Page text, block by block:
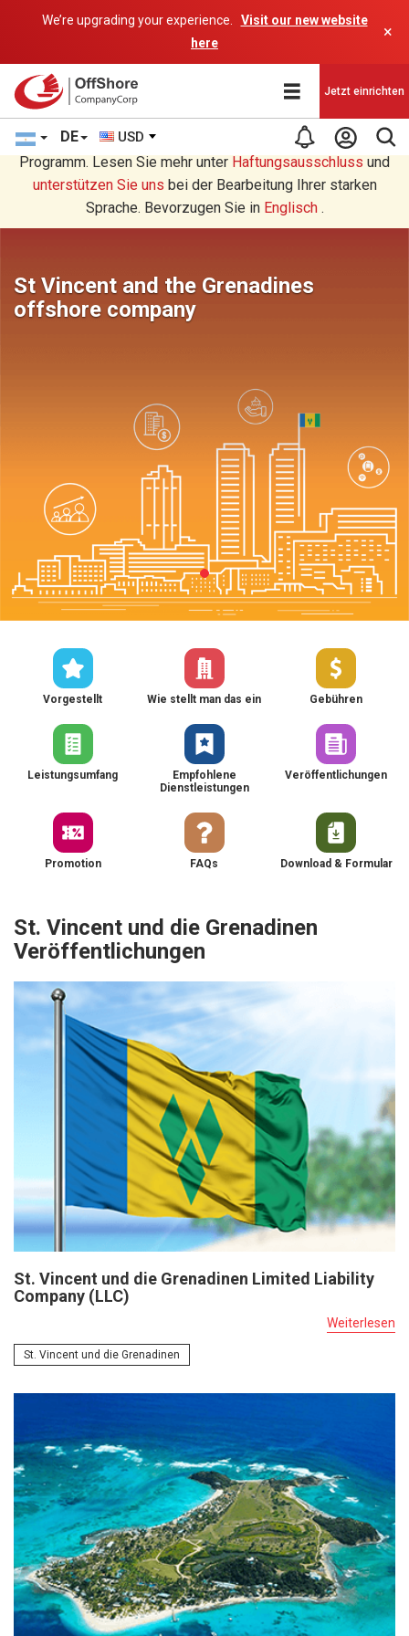
We’re upgrading your experience.
Visit our new website
here
×
DE USD
Jetzt einrichten
Sie lesen eine Deutsche Übersetzung durch ein AI-
Programm. Lesen Sie mehr unter Haftungsausschluss und
unterstützen Sie uns bei der Bearbeitung Ihrer starken
Sprache. Bevorzugen Sie in Englisch.
St Vincent and the Grenadines
offshore company
Vorgestellt Wie stellt man das ein Gebühren
Leistungsumfang
Empfohlene
Dienstleistungen
Veröffentlichungen
Promotion FAQs Download & Formular
St. Vincent und die Grenadinen
Veröffentlichungen
St. Vincent und die Grenadinen Limited Liability
Company (LLC)
Weiterlesen
St. Vincent und die Grenadinen